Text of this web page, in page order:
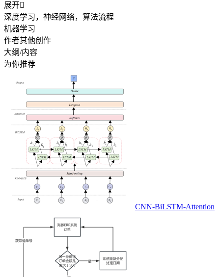
展开
深度学习，神经网络，算法流程
机器学习
作者其他创作
大纲/内容
为你推荐
CNN-BiLSTM-Attention